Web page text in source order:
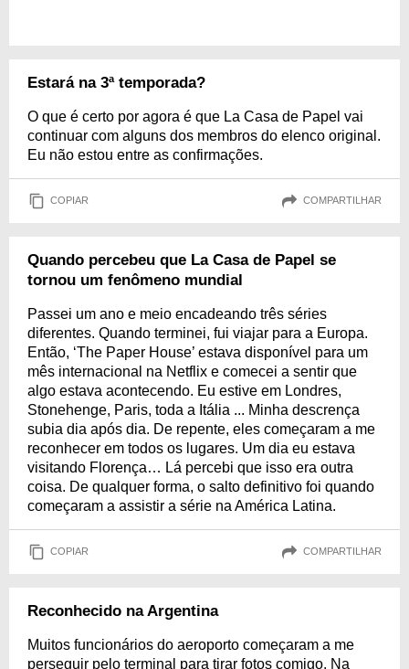
Estará na 3ª temporada?
O que é certo por agora é que La Casa de Papel vai
continuar com alguns dos membros do elenco original.
Eu não estou entre as confirmações.
COPIAR COMPARTILHAR
Quando percebeu que La Casa de Papel se
tornou um fenômeno mundial
Passei um ano e meio encadeando três séries
diferentes. Quando terminei, fui viajar para a Europa.
Então, ‘The Paper House’ estava disponível para um
mês internacional na Netflix e comecei a sentir que
algo estava acontecendo. Eu estive em Londres,
Stonehenge, Paris, toda a Itália ... Minha descrença
subia dia após dia. De repente, eles começaram a me
reconhecer em todos os lugares. Um dia eu estava
visitando Florença… Lá percebi que isso era outra
coisa. De qualquer forma, o salto definitivo foi quando
começaram a assistir a série na América Latina.
COPIAR COMPARTILHAR
Reconhecido na Argentina
Muitos funcionários do aeroporto começaram a me
perseguir pelo terminal para tirar fotos comigo. Na